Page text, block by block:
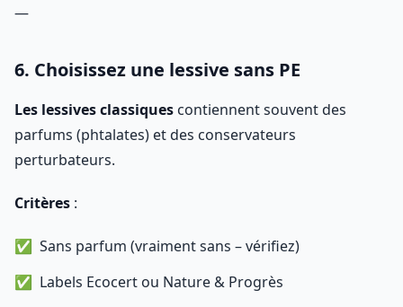
—
6. Choisissez une lessive sans PE
Les lessives classiques contiennent souvent des
parfums (phtalates) et des conservateurs
perturbateurs.
Critères :
Sans parfum (vraiment sans – vérifiez)
Labels Ecocert ou Nature & Progrès